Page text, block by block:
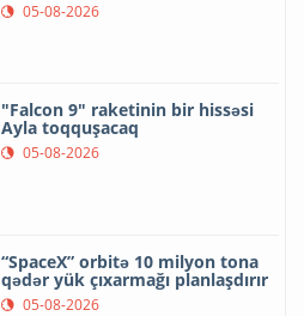
05-08-2026
"Falcon 9" raketinin bir hissəsi
Ayla toqquşacaq
05-08-2026
“SpaceX” orbitə 10 milyon tona
qədər yük çıxarmağı planlaşdırır
05-08-2026